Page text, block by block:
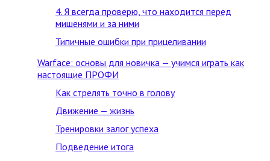
4. Я всегда проверю, что находится перед
мишенями и за ними
Типичные ошибки при прицеливании
Warface: основы для новичка — учимся играть как
настоящие ПРОФИ
Как стрелять точно в голову
Движение — жизнь
Тренировки залог успеха
Подведение итога